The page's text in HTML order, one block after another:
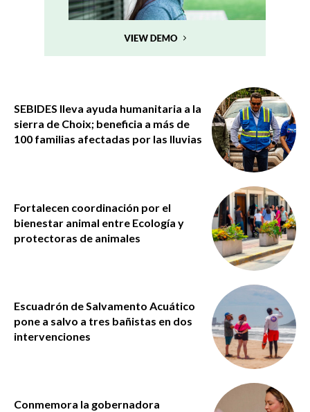
SEBIDES lleva ayuda humanitaria a la
sierra de Choix; beneficia a más de
100 familias afectadas por las lluvias
Fortalecen coordinación por el
bienestar animal entre Ecología y
protectoras de animales
Escuadrón de Salvamento Acuático
pone a salvo a tres bañistas en dos
intervenciones
Conmemora la gobernadora